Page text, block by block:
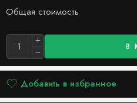
Общая стоимость
В
Добавить в избранное
Добавлено в список